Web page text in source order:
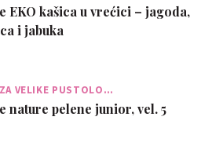
EKO kašica u vrećici – jagoda,
i jabuka
VELIKE PUSTOLO…
nature pelene junior, vel. 5